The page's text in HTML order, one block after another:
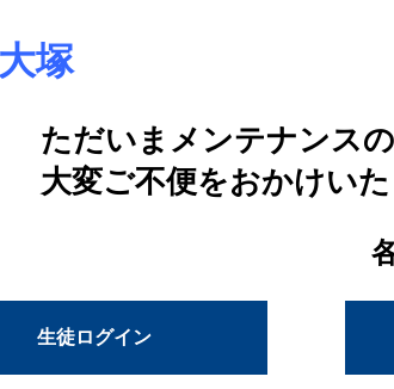
塚
ただいまメンテナンス
大変ご不便をおかけい
生徒ログイン